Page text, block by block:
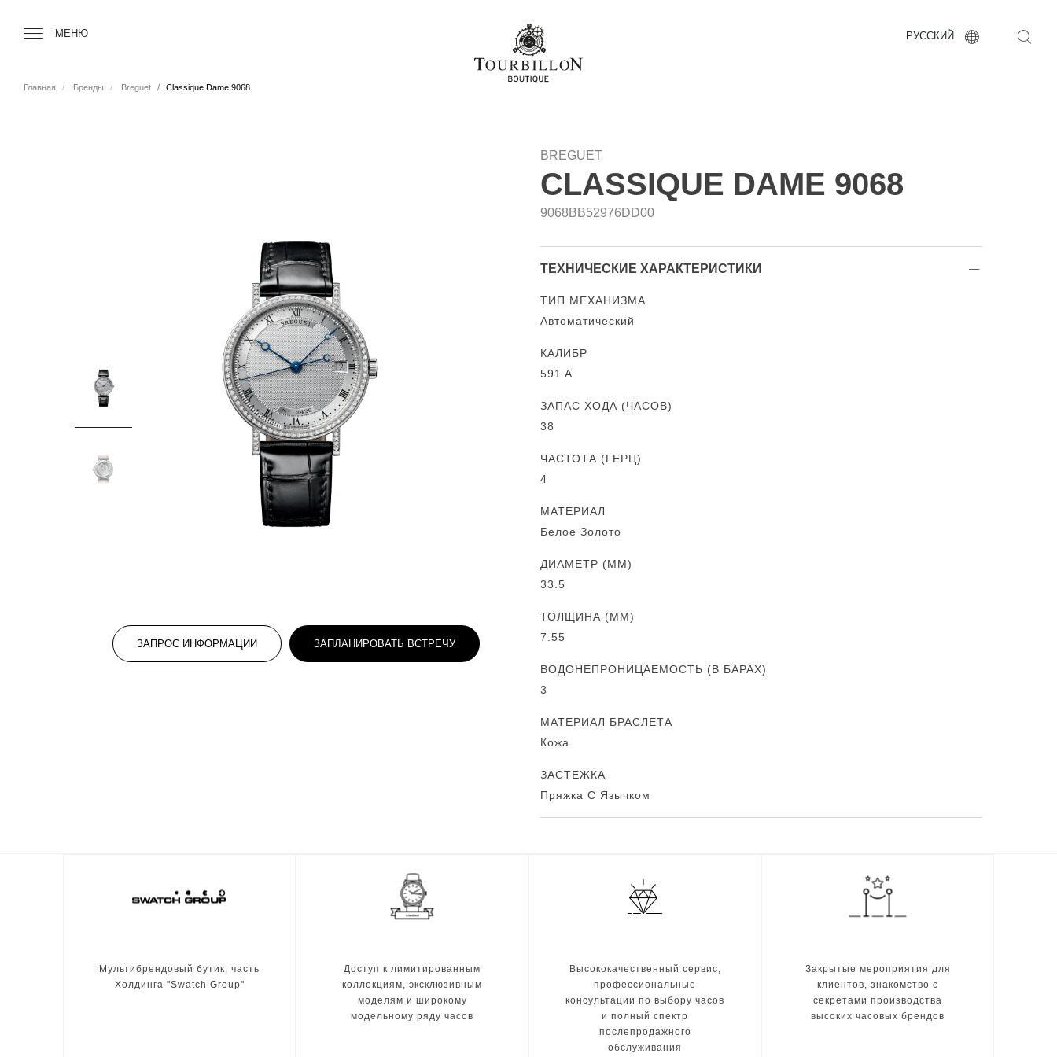
МЕНЮ РУССКИЙ
Главная Бренды Breguet Classique Dame 9068
ЗАПРОС ИНФОРМАЦИИ ЗАПЛАНИРОВАТЬ ВСТРЕЧУ
BREGUET
CLASSIQUE DAME 9068
9068BB52976DD00
ТЕХНИЧЕСКИЕ ХАРАКТЕРИСТИКИ
ТИП МЕХАНИЗМА
Автоматический
КАЛИБР
591 A
ЗАПАС ХОДА (ЧАСОВ)
38
ЧАСТОТА (ГЕРЦ)
4
МАТЕРИАЛ
Белое Золото
ДИАМЕТР (MM)
33.5
ТОЛЩИНА (MM)
7.55
ВОДОНЕПРОНИЦАЕМОСТЬ (В БАРАХ)
3
МАТЕРИАЛ БРАСЛЕТА
Кожа
ЗАСТЕЖКА
Пряжка С Язычком
Мультибрендовый бутик, часть
Холдинга "Swatch Group"
Доступ к лимитированным
коллекциям, эксклюзивным
моделям и широкому
модельному ряду часов
Высококачественный сервис,
профессиональные
консультации по выбору часов
и полный спектр
послепродажного
обслуживания
Закрытые мероприятия для
клиентов, знакомство с
секретами производства
высоких часовых брендов